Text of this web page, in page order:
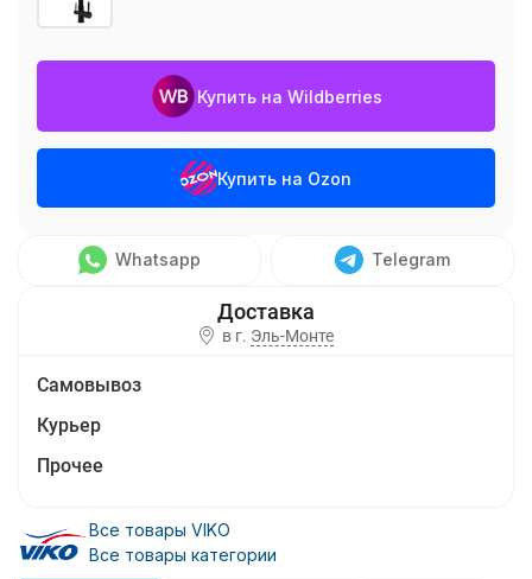
Купить на Wildberries
Купить на Ozon
Whatsapp Telegram
в г. Эль-Монте
Самовывоз
Курьер
Прочее
Все товары VIKO
Все товары категории